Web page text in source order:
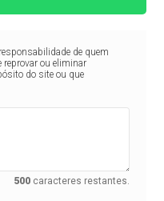
de quem
reprovar ou eliminar
do site ou que
500 caracteres restantes.